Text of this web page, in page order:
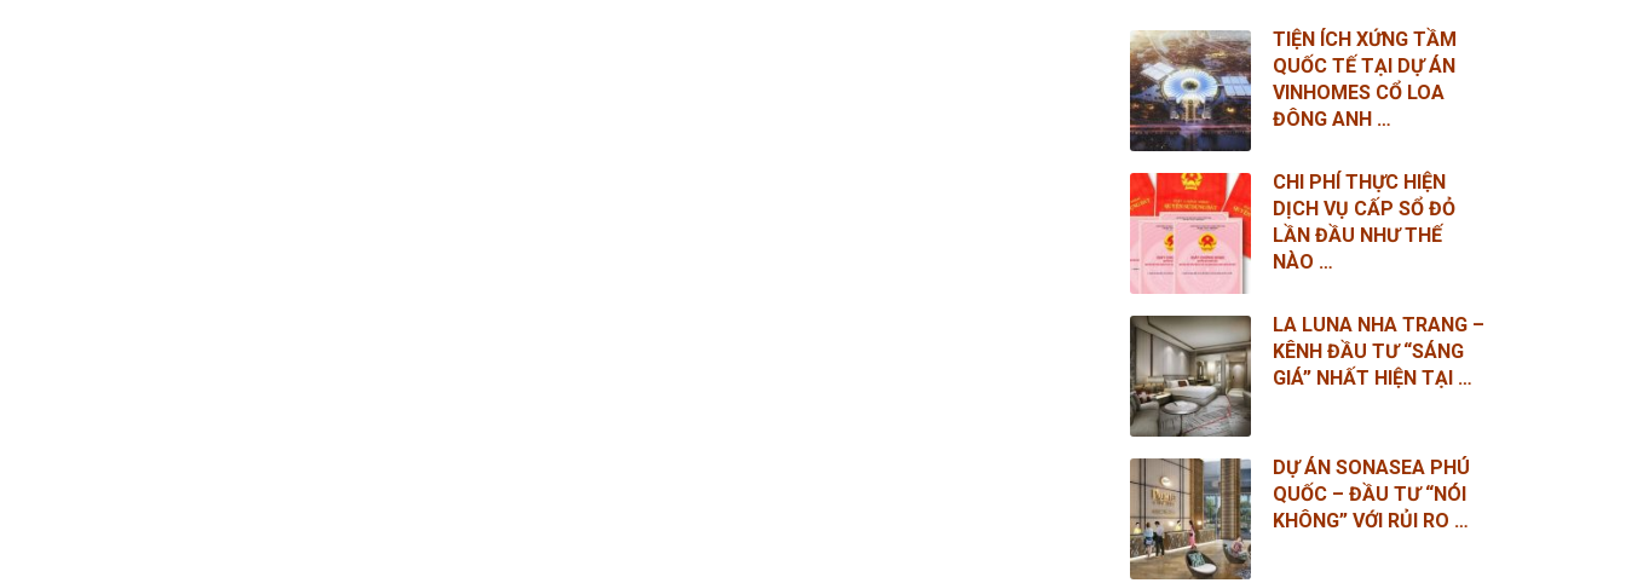
TIỆN ÍCH XỨNG TẦM
QUỐC TẾ TẠI DỰ ÁN
VINHOMES CỔ LOA
ĐÔNG ANH …
CHI PHÍ THỰC HIỆN
DỊCH VỤ CẤP SỔ ĐỎ
LẦN ĐẦU NHƯ THẾ
NÀO …
LA LUNA NHA TRANG –
KÊNH ĐẦU TƯ “SÁNG
GIÁ” NHẤT HIỆN TẠI …
DỰ ÁN SONASEA PHÚ
QUỐC – ĐẦU TƯ “NÓI
KHÔNG” VỚI RỦI RO …